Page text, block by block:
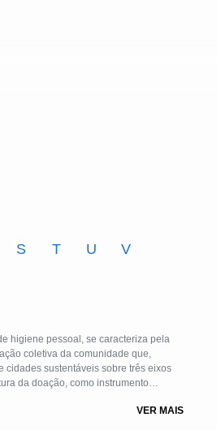
S T U V
higiene pessoal, se caracteriza pela
coletiva da comunidade que,
cidades sustentáveis sobre três eixos
combate à violência simbólica.VER MAIS